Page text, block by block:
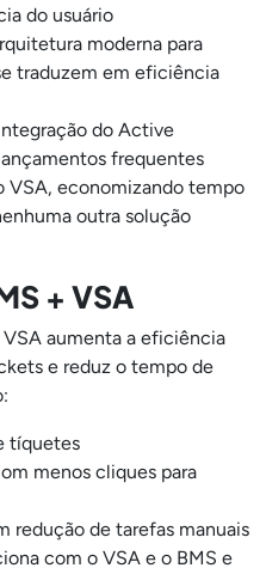
do usuário
moderna para
traduzem em eficiência
do Active
frequentes
VSA, economizando tempo
outra solução
+ VSA
aumenta a eficiência
e reduz o tempo de
tíquetes
menos cliques para
redução de tarefas manuais
com o VSA e o BMS e